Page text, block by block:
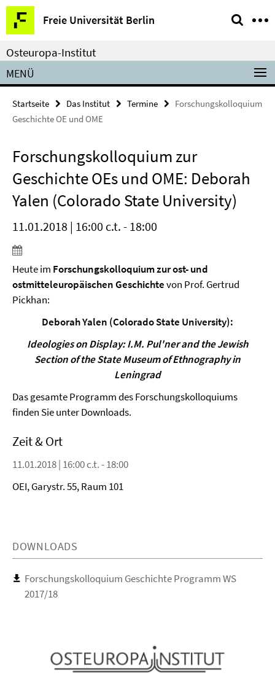
Springe
direkt
zu
Inhalt
Freie Universität Berlin
Service-
Navigation
Osteuropa-Institut
MENÜ
Startseite Das Institut Termine
Forschungskolloquium
Geschichte OE und OME
Forschungskolloquium zur
Geschichte OEs und OME: Deborah
Yalen (Colorado State University)
11.01.2018 | 16:00 c.t. - 18:00
Heute im Forschungskolloquium zur ost- und
ostmitteleuropäischen Geschichtevon Prof. Gertrud
Pickhan:
Deborah Yalen (Colorado State University):
Ideologies on Display: I.M. Pul'ner and the Jewish
Section of the State Museum of Ethnography in
Leningrad
Das gesamte Programm des Forschungskolloquiums
finden Sie unter Downloads.
Zeit & Ort
11.01.2018 | 16:00 c.t. - 18:00
OEI, Garystr. 55, Raum 101
DOWNLOADS
Forschungskolloquium Geschichte Programm WS
2017/18